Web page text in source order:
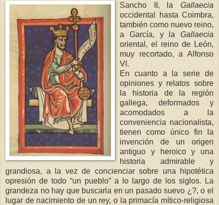
Sancho II,
laGallaecia
occidental hasta Coimbra,
también como nuevo reino,
a García, y
la Gallaecia
oriental, el reino de León,
muy recortado, a Alfonso
VI.
En cuanto a la serie de
opiniones y relatos sobre
la historia de la región
gallega, deformados y
acomodados a la
conveniencia nacionalista,
tienen como único fin la
invención de un origen
antiguo y heroico y una
historia admirable y
grandiosa, a la vez de concienciar sobre una hipotética
opresión de todo “un pueblo” a lo largo de los siglos. La
grandeza no hay que buscarla en un pasado suevo ¿?, o el
lugar de nacimiento de un rey, o la primacía mítico-religiosa